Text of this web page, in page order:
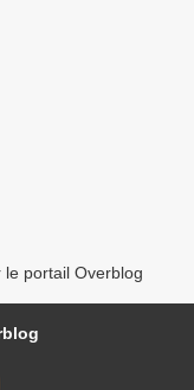
le portail Overblog